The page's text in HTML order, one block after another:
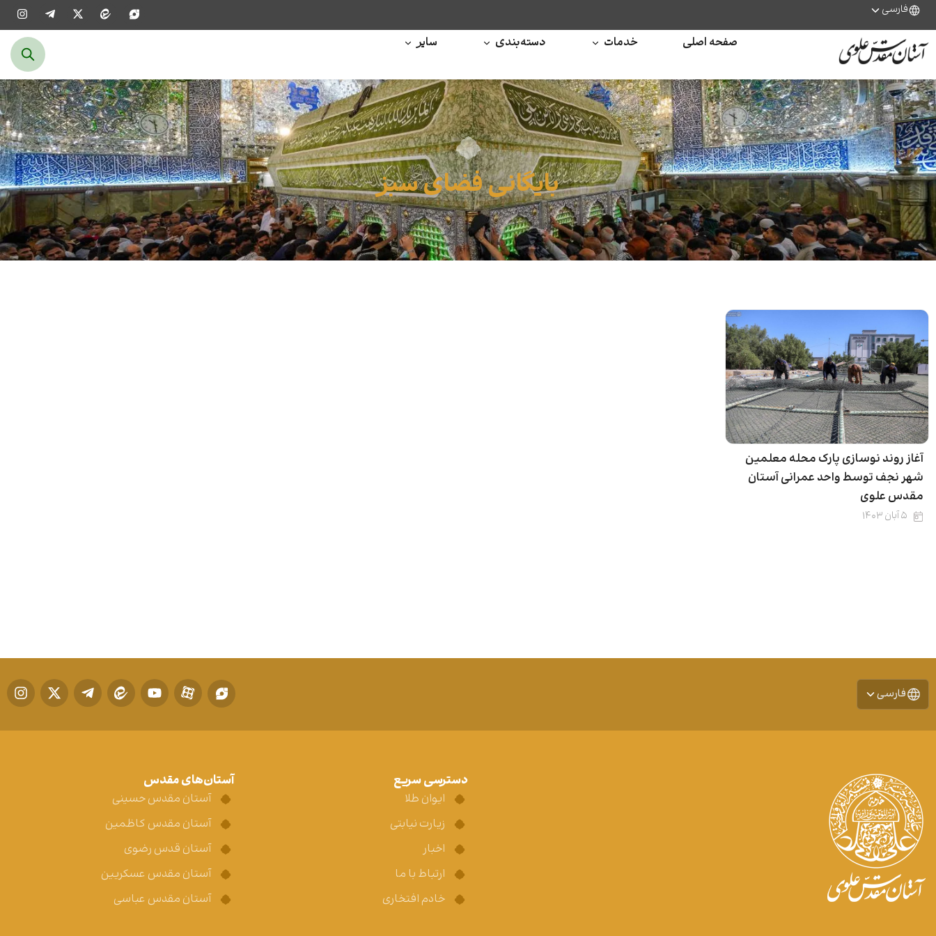
فارسی
صفحه اصلی خدمات دسته‌بندی سایر
بایگانی فضای سبز
آغاز روند نوسازی پارک محله معلمین
شهر نجف توسط واحد عمرانی آستان
مقدس علوی
۵ آبان ۱۴۰۳
فارسی
دسترسی سریع
ایوان طلا
زیارت نیابتی
اخبار
ارتباط با ما
خادم افتخاری
آستان‌های مقدس
آستان مقدس حسینی
آستان مقدس کاظمین
آستان قدس رضوی
آستان مقدس عسکریین
آستان مقدس عباسی